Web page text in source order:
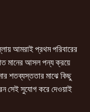
আমরাই প্রথম পরিবারের
মানের আসল পন্য ক্রয়ে
শতব্যস্ততার মাঝে কিছু
সেই সুযোগ করে দেওয়াই